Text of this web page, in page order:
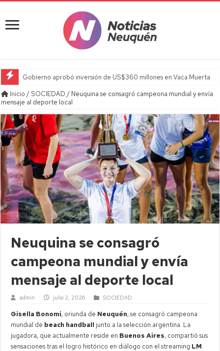
Gobierno aprobó inversión de US$360 millones en Vaca Muerta
Inicio / SOCIEDAD / Neuquina se consagró campeona mundial y envía
mensaje al deporte local
Neuquina se consagró
campeona mundial y envía
mensaje al deporte local
admin julio 2, 2026 SOCIEDAD
Gisella Bonomi, oriunda de Neuquén, se consagró campeona
mundial de beach handball junto a la selección argentina. La
jugadora, que actualmente reside en Buenos Aires, compartió sus
sensaciones tras el logro histórico en diálogo con el streaming LM